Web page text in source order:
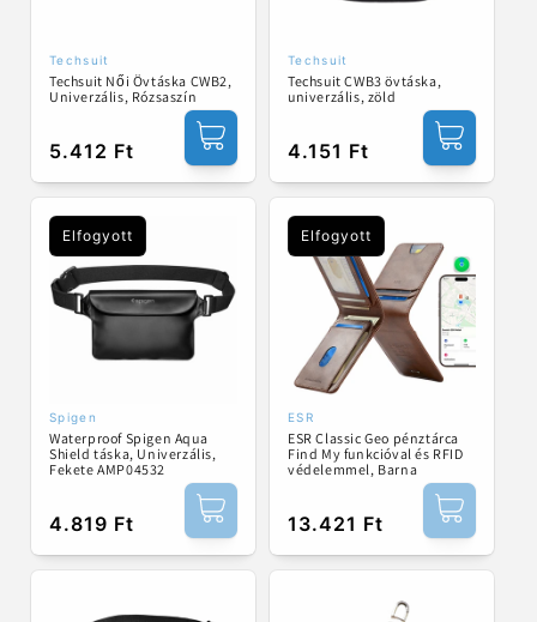
Forgalmazó:
Techsuit
Techsuit Női Övtáska CWB2,
Univerzális, Rózsaszín
Normál
ár
5.412 Ft
Forgalmazó:
Techsuit
Techsuit CWB3 övtáska,
univerzális, zöld
Normál
ár
4.151 Ft
Elfogyott
Forgalmazó:
Spigen
Waterproof Spigen Aqua
Shield táska, Univerzális,
Fekete AMP04532
Normál
ár
4.819 Ft
Elfogyott
Forgalmazó:
ESR
ESR Classic Geo pénztárca
Find My funkcióval és RFID
védelemmel, Barna
Normál
ár
13.421 Ft